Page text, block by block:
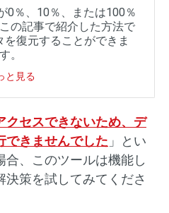
0％、10％、または100％
の記事で紹介した方法で
復元することができま
す。
と見る
クセスできないため、デ
できませんでした 」とい
合、このツールは機能し
決策を試してみてくださ